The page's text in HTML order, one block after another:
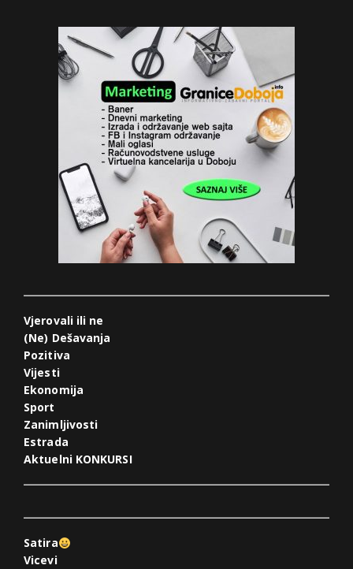
Vjerovali ili ne
(Ne) Dešavanja
Pozitiva
Vijesti
Ekonomija
Sport
Zanimljivosti
Estrada
Aktuelni KONKURSI
Satira
Vicevi